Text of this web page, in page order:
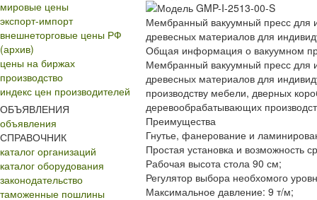
мировые цены
экспорт-импорт
внешнеторговые цены РФ
(архив)
цены на биржах
производство
индекс цен производителей
ОБЪЯВЛЕНИЯ
объявления
СПРАВОЧНИК
каталог организаций
каталог оборудования
законодательство
таможенные пошлины
Мембранный вакуумный пресс для
древесных материалов для
Общая информация о вакуумном
Мембранный вакуумный пресс для
древесных материалов для
производству мебели, дверных
деревообрабатывающих
Преимущества
Гнутье, фанерование и
Простая установка и возможность
Рабочая высота стола 90 см;
Регулятор выбора необхомого
Максимальное давление: 9 т/м;